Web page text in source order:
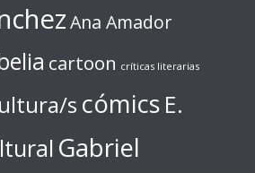
Ana Amador
cartoon críticas literarias
s cómics E.
Gabriel